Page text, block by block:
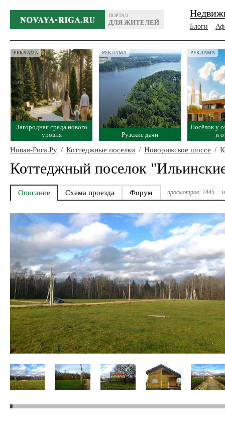
ПОРТАЛ
ДЛЯ ЖИТЕЛЕЙ
Блоги
РЕКЛАМА
Загородная среда нового
уровня
РЕКЛАМА
Рузские дачи
РЕКЛАМА
Посёлок у
и
Новая-Рига.Ру / Коттеджные поселки / Новорижское шоссе /
Коттеджный поселок
Описание Схема проезда Форум просмотров: 7445